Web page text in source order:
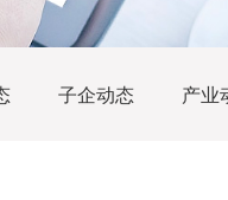
子企动态 产业